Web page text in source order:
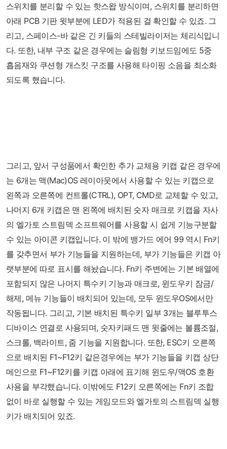
스위치를 분리할 수 있는 핫스왑 방식이며, 스위치를 분리하면
아래 PCB 기판 윗부분에 LED가 적용된 걸 확인할 수 있죠. 그
리고, 스페이스-바 같은 긴 키들의 스테빌라이저는 체리식입니
다. 또한, 내부 구조 같은 경우에는 슬림형 키보드임에도 5중
흡음재와 쿠션형 개스킷 구조를 사용해 타이핑 소음을 최소화
되도록 했습니다.
그리고, 앞서 구성품에서 확인한 추가 교체용 키캡 같은 경우에
는 6개는 맥(Mac)OS 레이아웃에서 사용할 수 있는 키캡으로
왼쪽과 오른쪽에 컨트롤(CTRL), OPT, CMD로 교체할 수 있고,
나머지 6개 키캡은 맨 왼쪽에 배치된 숫자 매크로 키캡을 자사
의 엘가토 스트림덱 소프트웨어를 사용할 시 쉽게 기능구분할
수 있는 아이콘 키캡입니다. 이 밖에 뱅가드 에어 99 역시 Fn키
를 갖추면서 부가 기능들을 지원하는데, 부가 기능들은 키캡 아
랫부분에 따로 표시를 해놨습니다. Fn키 주변에는 기본 배열에
포함되지 않은 나머지 특수키 기능과 매크로, 윈도우키 잠금/
해제, 메뉴 기능들이 배치되어 있는데, 모두 윈도우OS에서만
작동됩니다. 그리고, 기본 배치된 특수키 일부 3개는 블루투스
디바이스 연결로 사용되며, 숫자키패드 맨 윗줄에는 볼륨조절,
스크롤, 백라이트, 줌 기능을 지원합니다. 또한, ESC키 오른쪽
으로 배치된 F1~F12키 같은경우에는 부가 기능들을 키캡 상단
메인으로 F1~F12키를 키캡 아래에 표기해 윈도우/맥OS 호환
사용을 부각했습니다. 이밖에도 F12키 오른쪽에는 Fn키 조합
없이 바로 실행할 수 있는 게임모드와 엘가토의 스트림덱 실행
키가 배치되어 있죠.